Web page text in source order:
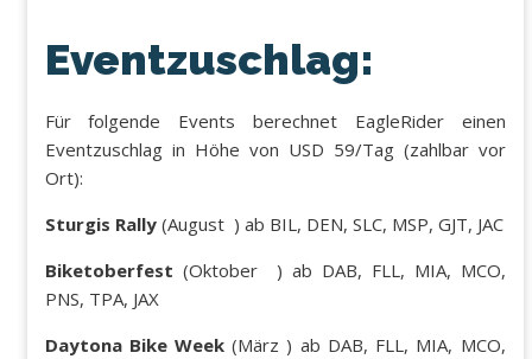
Eventzuschlag:
Für folgende Events berechnet EagleRider einen
Eventzuschlag in Höhe von USD 59/Tag (zahlbar vor
Ort):
Sturgis Rally(August ) ab BIL, DEN, SLC, MSP, GJT, JAC
Biketoberfest (Oktober ) ab DAB, FLL, MIA, MCO,
PNS, TPA, JAX
Daytona Bike Week(März ) ab DAB, FLL, MIA, MCO,